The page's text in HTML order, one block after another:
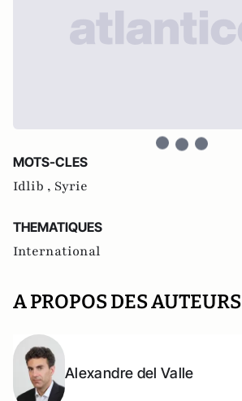
MOTS-CLES
Idlib , Syrie
THEMATIQUES
International
A PROPOS DES AUTEURS
Alexandre del Valle